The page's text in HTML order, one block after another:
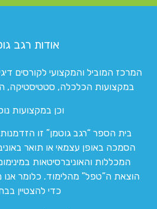
אודות רגב
במקצועות הכלכלה, סטטיסטיקה,
וכן במקצועות
בית הספר “רגב גוטמן” זו
הסמכה באופן עצמאי או תואר
המכללות והאוניברסיטאות
הוצאת ה”טפל” מהלימוד. כלומר
כדי להצטיין